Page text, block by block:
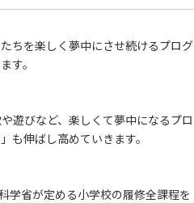
ちを楽しく夢中にさせ続けるプログ
す。
遊びなど、楽しくて夢中になるプロ
も伸ばし高めていきます。
学省が定める小学校の履修全課程を